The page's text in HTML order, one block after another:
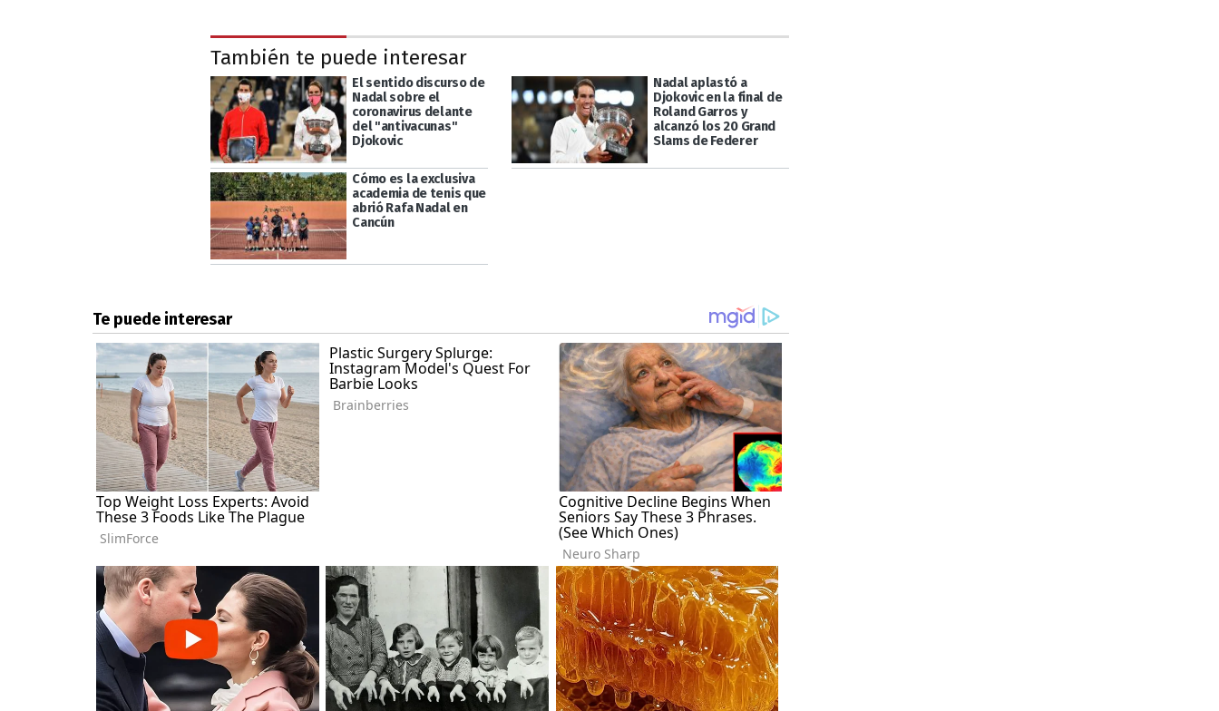
También te puede interesar
El sentido discurso de
Nadal sobre el
coronavirus delante
del "antivacunas"
Djokovic
Nadal aplastó a
Djokovic en la final de
Roland Garros y
alcanzó los 20 Grand
Slams de Federer
Cómo es la exclusiva
academia de tenis que
abrió Rafa Nadal en
Cancún